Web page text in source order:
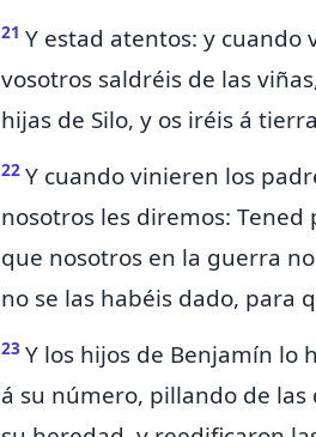
21 Y estad atentos: y cuando
vosotros saldréis de las
hijas de Silo, y os iréis á
22 Y cuando vinieren los
nosotros les diremos:
que nosotros en la guerra
no se las habéis dado, para
23 Y los hijos de Benjamín lo
á su número, pillando de